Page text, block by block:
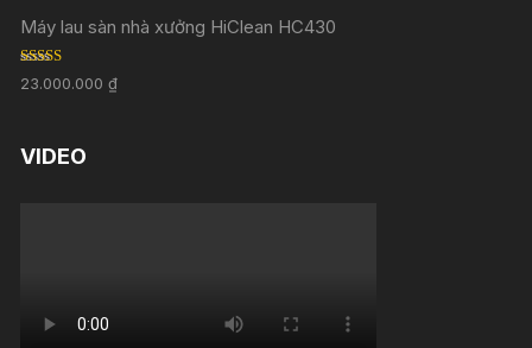
Máy lau sàn nhà xưởng HiClean HC430
Rated5.00
out of 5
23.000.000₫
VIDEO